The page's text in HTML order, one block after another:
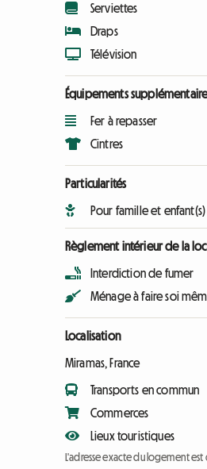
Serviettes
Draps
Télévision
Équipements
Fer à repasser
Cintres
Particularités
Pour famille et enfant(s)
Règlement intérieur de la
Interdiction de fumer
Ménage à faire soi
Localisation
Miramas, France
Transports en commun
Commerces
Lieux touristiques
L'adresse exacte du logement